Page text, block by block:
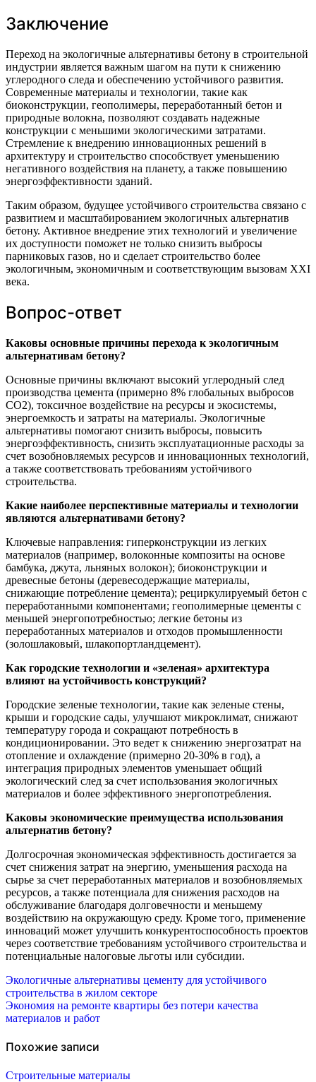
Заключение
Переход на экологичные альтернативы бетону в строительной
индустрии является важным шагом на пути к снижению
углеродного следа и обеспечению устойчивого развития.
Современные материалы и технологии, такие как
биоконструкции, геополимеры, переработанный бетон и
природные волокна, позволяют создавать надежные
конструкции с меньшими экологическими затратами.
Стремление к внедрению инновационных решений в
архитектуру и строительство способствует уменьшению
негативного воздействия на планету, а также повышению
энергоэффективности зданий.
Таким образом, будущее устойчивого строительства связано с
развитием и масштабированием экологичных альтернатив
бетону. Активное внедрение этих технологий и увеличение
их доступности поможет не только снизить выбросы
парниковых газов, но и сделает строительство более
экологичным, экономичным и соответствующим вызовам XXI
века.
Вопрос-ответ
Каковы основные причины перехода к экологичным
альтернативам бетону?
Основные причины включают высокий углеродный след
производства цемента (примерно 8% глобальных выбросов
CO2), токсичное воздействие на ресурсы и экосистемы,
энергоемкость и затраты на материалы. Экологичные
альтернативы помогают снизить выбросы, повысить
энергоэффективность, снизить эксплуатационные расходы за
счет возобновляемых ресурсов и инновационных технологий,
а также соответствовать требованиям устойчивого
строительства.
Какие наиболее перспективные материалы и технологии
являются альтернативами бетону?
Ключевые направления: гиперконструкции из легких
материалов (например, волоконные композиты на основе
бамбука, джута, льняных волокон); биоконструкции и
древесные бетоны (деревесодержащие материалы,
снижающие потребление цемента); рециркулируемый бетон с
переработанными компонентами; геополимерные цементы с
меньшей энергопотребностью; легкие бетоны из
переработанных материалов и отходов промышленности
(золошлаковый, шлакопортландцемент).
Как городские технологии и «зеленая» архитектура
влияют на устойчивость конструкций?
Городские зеленые технологии, такие как зеленые стены,
крыши и городские сады, улучшают микроклимат, снижают
температуру города и сокращают потребность в
кондиционировании. Это ведет к снижению энергозатрат на
отопление и охлаждение (примерно 20-30% в год), а
интеграция природных элементов уменьшает общий
экологический след за счет использования экологичных
материалов и более эффективного энергопотребления.
Каковы экономические преимущества использования
альтернатив бетону?
Долгосрочная экономическая эффективность достигается за
счет снижения затрат на энергию, уменьшения расхода на
сырье за счет переработанных материалов и возобновляемых
ресурсов, а также потенциала для снижения расходов на
обслуживание благодаря долговечности и меньшему
воздействию на окружающую среду. Кроме того, применение
инноваций может улучшить конкурентоспособность проектов
через соответствие требованиям устойчивого строительства и
потенциальные налоговые льготы или субсидии.
Навигация
по
записям
Экологичные альтернативы цементу для устойчивого
строительства в жилом секторе
Экономия на ремонте квартиры без потери качества
материалов и работ
Похожие записи
Строительные материалы